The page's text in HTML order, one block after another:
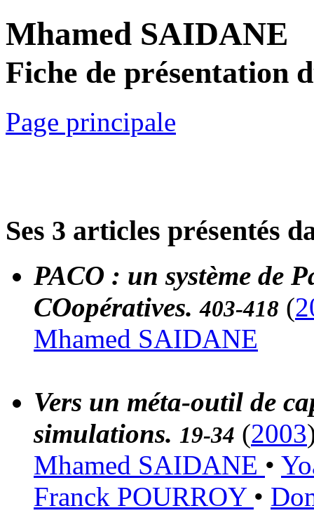
Mhamed SAIDANE
Fiche de présentation
Page principale
Ses 3 articles présentés
PACO : un système de
COopératives.403-418 (
Mhamed SAIDANE
Vers un méta-outil de
simulations. 19-34 (2003
Mhamed SAIDANE •
Franck POURROY •